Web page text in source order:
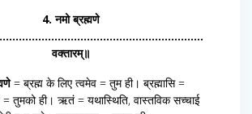
4. नमो ब्रह्मणे
वक्तारम्॥
= ब्रह्म के लिए त्वमेव = तुम ही। ब्रह्मासि =
= तुमको ही। ऋतं = यथास्थिति, वास्तविक सच्चाई